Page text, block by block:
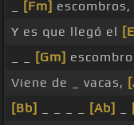
[Fm] escombros,
Y es que llegó el
[Gm]
Viene de _ vacas,
[Bb]
[Ab]